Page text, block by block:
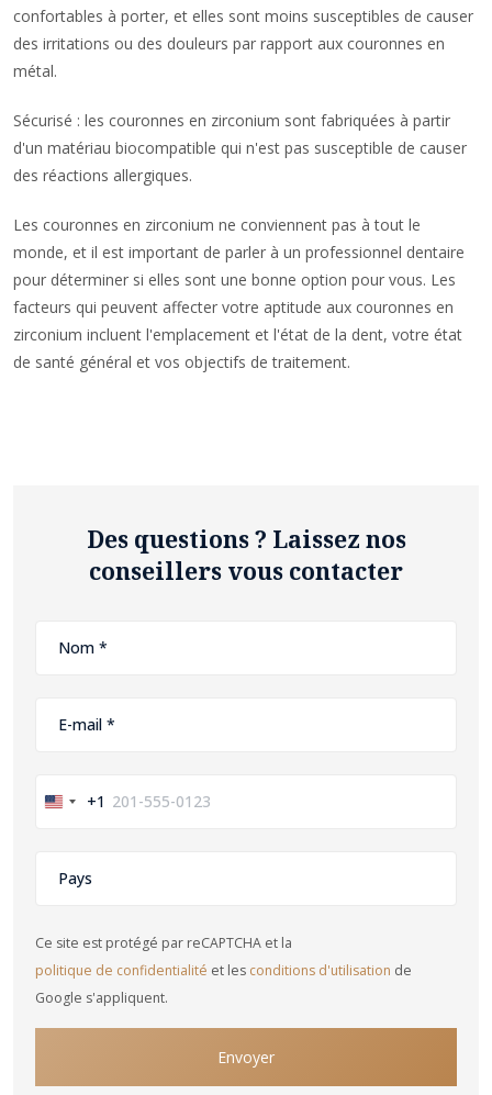
confortables à porter, et elles sont moins susceptibles de causer
des irritations ou des douleurs par rapport aux couronnes en
métal.
Sécurisé : les couronnes en zirconium sont fabriquées à partir
d'un matériau biocompatible qui n'est pas susceptible de causer
des réactions allergiques.
Les couronnes en zirconium ne conviennent pas à tout le
monde, et il est important de parler à un professionnel dentaire
pour déterminer si elles sont une bonne option pour vous. Les
facteurs qui peuvent affecter votre aptitude aux couronnes en
zirconium incluent l'emplacement et l'état de la dent, votre état
de santé général et vos objectifs de traitement.
Des questions ? Laissez nos
conseillers vous contacter
United+1
Ce site est protégé par reCAPTCHA et la
politique de confidentialité et les conditions d'utilisation de
Google s'appliquent.
Envoyer